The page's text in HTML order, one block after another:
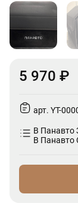
5 970 ₽
арт. YT-
В Панавто
В Панавто